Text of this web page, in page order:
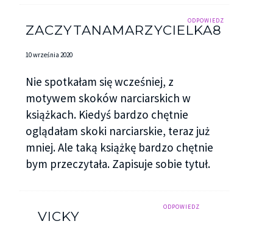
ODPOWIEDZ
ZACZYTANAMARZYCIELKA8
10 września 2020
Nie spotkałam się wcześniej, z
motywem skoków narciarskich w
książkach. Kiedyś bardzo chętnie
oglądałam skoki narciarskie, teraz już
mniej. Ale taką książkę bardzo chętnie
bym przeczytała. Zapisuje sobie tytuł.
ODPOWIEDZ
VICKY